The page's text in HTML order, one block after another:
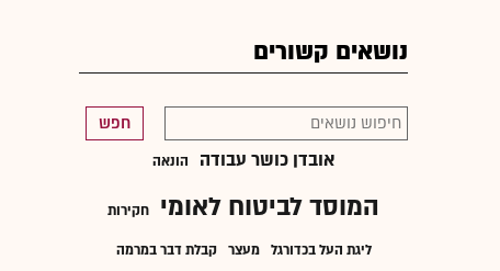
נושאים קשורים
חפש
אובדן כושר עבודה הונאה
המוסד לביטוח לאומי חקירות
ליגת העל בכדורגל מעצר קבלת דבר במרמה